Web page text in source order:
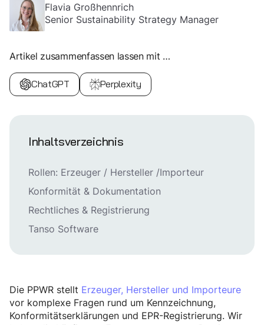
Flavia Großhennrich
Senior Sustainability Strategy Manager
Artikel zusammenfassen lassen mit …
ChatGPT Perplexity
Inhaltsverzeichnis
Rollen: Erzeuger / Hersteller /Importeur
Konformität & Dokumentation
Rechtliches & Registrierung
Tanso Software
Die PPWR stellt Erzeuger, Hersteller und Importeure
vor komplexe Fragen rund um Kennzeichnung,
Konformitätserklärungen und EPR-Registrierung. Wir